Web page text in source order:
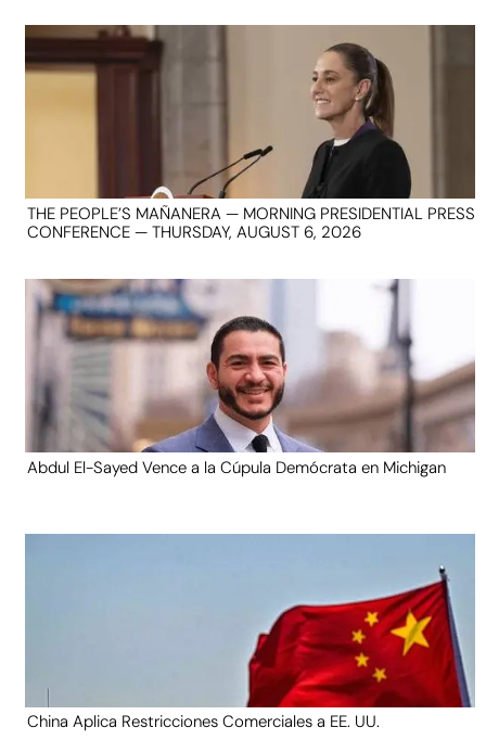
THE PEOPLE’S MAÑANERA — MORNING PRESIDENTIAL PRESS
CONFERENCE — THURSDAY, AUGUST 6, 2026
Abdul El-Sayed Vence a la Cúpula Demócrata en Michigan
China Aplica Restricciones Comerciales a EE. UU.